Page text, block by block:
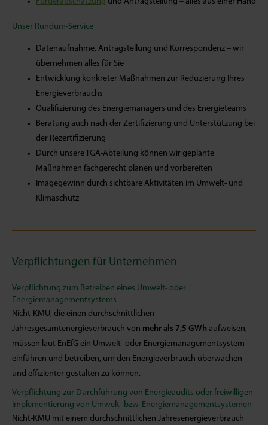
Unser Rundum-Service
Datenaufnahme, Antragstellung und Korrespondenz – wir
übernehmen alles für Sie
Entwicklung konkreter Maßnahmen zur Reduzierung Ihres
Energieverbrauchs
Qualifizierung des Energiemanagers und des Energieteams
Beratung auch nach der Zertifizierung und Unterstützung bei
der Rezertifizierung
Durch unsere TGA-Abteilung können wir geplante
Maßnahmen fachgerecht planen und vorbereiten
Imagegewinn durch sichtbare Aktivitäten im Umwelt- und
Klimaschutz
Verpflichtungen für Unternehmen
Verpflichtung zum Betreiben eines Umwelt- oder
Energiemanagementsystems
Nicht-KMU, die einen durchschnittlichen
Jahresgesamtenergieverbrauch von mehr als 7,5 GWh aufweisen,
müssen laut EnEfG ein Umwelt- oder Energiemanagementsystem
einführen und betreiben, um den Energieverbrauch überwachen
und effizienter gestalten zu können.
Verpflichtung zur Durchführung von Energieaudits oder freiwilligen
Implementierung von Umwelt- bzw. Energiemanagementsystemen
Nicht-KMU mit einem durchschnittlichen Jahresenergieverbrauch